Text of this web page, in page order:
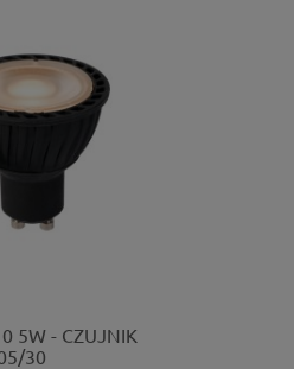
5W - CZUJNIK
30